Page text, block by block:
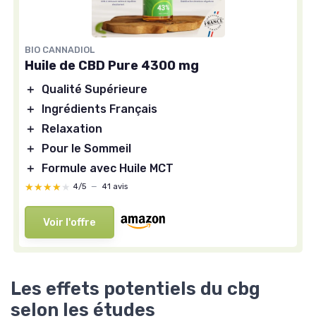
BIO CANNADIOL
Huile de CBD Pure 4300 mg
＋
Qualité Supérieure
＋
Ingrédients Français
＋
Relaxation
＋
Pour le Sommeil
＋
Formule avec Huile MCT
★★★★★
★★★★★ 4/5 — 41 avis
Voir l'offre
Les effets potentiels du cbg
selon les études